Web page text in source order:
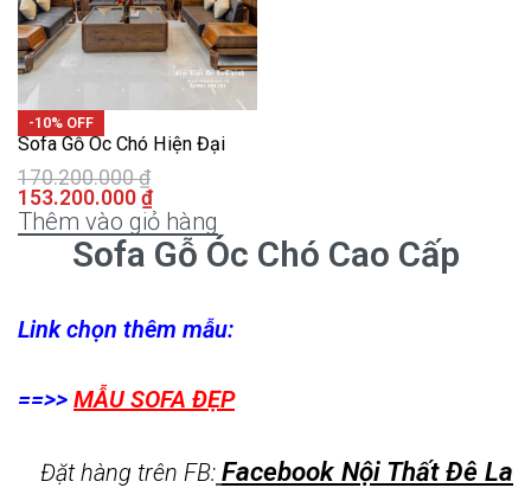
-10% OFF
Sofa Gỗ Óc Chó Hiện Đại
170.200.000₫
153.200.000 ₫
Thêm vào giỏ hàng
Sofa Gỗ Óc Chó Cao Cấp
Link chọn thêm mẫu:
==>> MẪU SOFA ĐẸP
Đặt hàng trên FB: Facebook Nội Thất Đê La